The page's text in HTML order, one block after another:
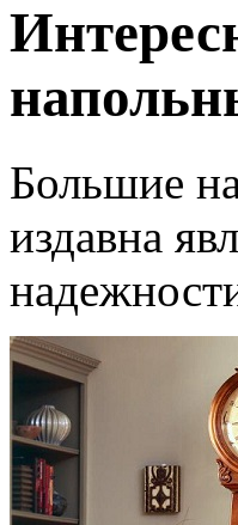
Большие
издавна